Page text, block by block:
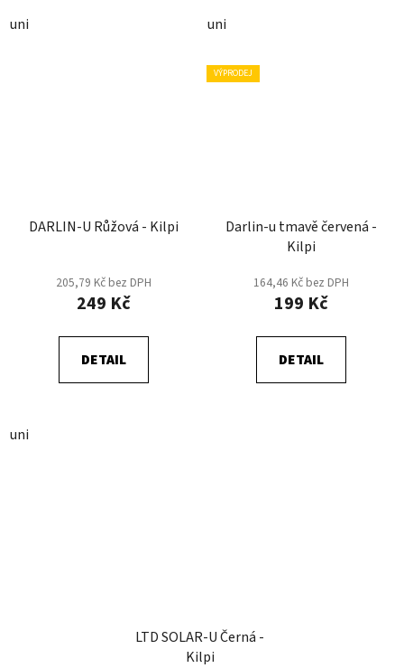
uni uni
DARLIN-U Růžová - Kilpi
205,79 Kč bez DPH
249 Kč
DETAIL
uni
VÝPRODEJ
Darlin-u tmavě červená -
Kilpi
164,46 Kč bez DPH
199 Kč
DETAIL
LTD SOLAR-U Černá -
Kilpi